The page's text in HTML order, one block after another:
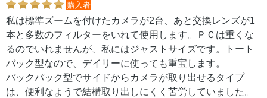
購入者
私は標準ズームを付けたカメラが2台、あと交換レンズが1
本と多数のフィルターをいれて使用します。ＰＣは重くな
るのでいれませんが、私にはジャストサイズです。トート
バック型なので、デイリーに使っても重宝します。
バックパック型でサイドからカメラが取り出せるタイプ
は、便利なようで結構取り出しにくく苦労していました。